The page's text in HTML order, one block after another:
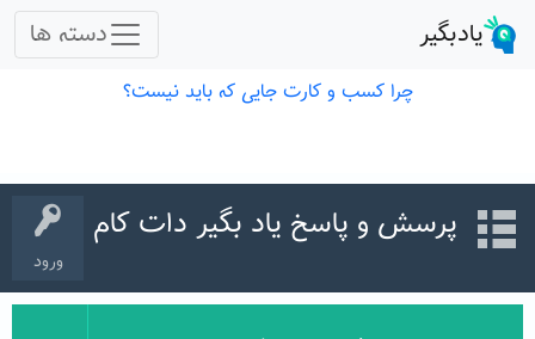
ورود
پرسش و پاسخ یاد بگیر دات کام